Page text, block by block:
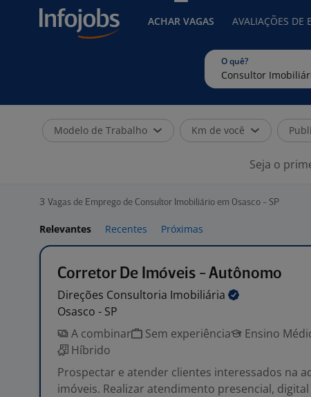
ACHAR VAGAS AVALIAÇÕES DE
O quê?
Modelo de Trabalho Km de você
Seja o
3 Vagas de Emprego de Consultor Imobiliário em Osasco - SP
Relevantes Recentes Próximas
Corretor De Imóveis - Autônomo
Direções Consultoria Imobiliária
Osasco - SP
A combinar
Sem experiência
Ensino
Híbrido
Prospectar e atender clientes interessados na
imóveis. Realizar atendimento presencial,